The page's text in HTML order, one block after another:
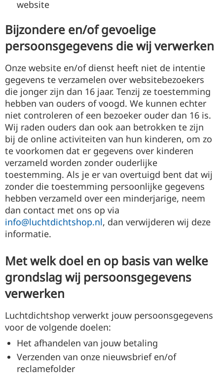
website
Bijzondere en/of gevoelige
persoonsgegevens die wij verwerken
Onze website en/of dienst heeft niet de intentie
gegevens te verzamelen over websitebezoekers
die jonger zijn dan 16 jaar. Tenzij ze toestemming
hebben van ouders of voogd. We kunnen echter
niet controleren of een bezoeker ouder dan 16 is.
Wij raden ouders dan ook aan betrokken te zijn
bij de online activiteiten van hun kinderen, om zo
te voorkomen dat er gegevens over kinderen
verzameld worden zonder ouderlijke
toestemming. Als je er van overtuigd bent dat wij
zonder die toestemming persoonlijke gegevens
hebben verzameld over een minderjarige, neem
dan contact met ons op via
info@luchtdichtshop.nl, dan verwijderen wij deze
informatie.
Met welk doel en op basis van welke
grondslag wij persoonsgegevens
verwerken
Luchtdichtshop verwerkt jouw persoonsgegevens
voor de volgende doelen:
Het afhandelen van jouw betaling
Verzenden van onze nieuwsbrief en/of
reclamefolder